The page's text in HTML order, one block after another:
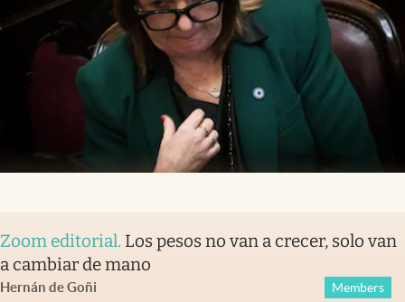
Zoom editorial. Los pesos no van a crecer, solo van
a cambiar de mano
Hernán de Goñi Members